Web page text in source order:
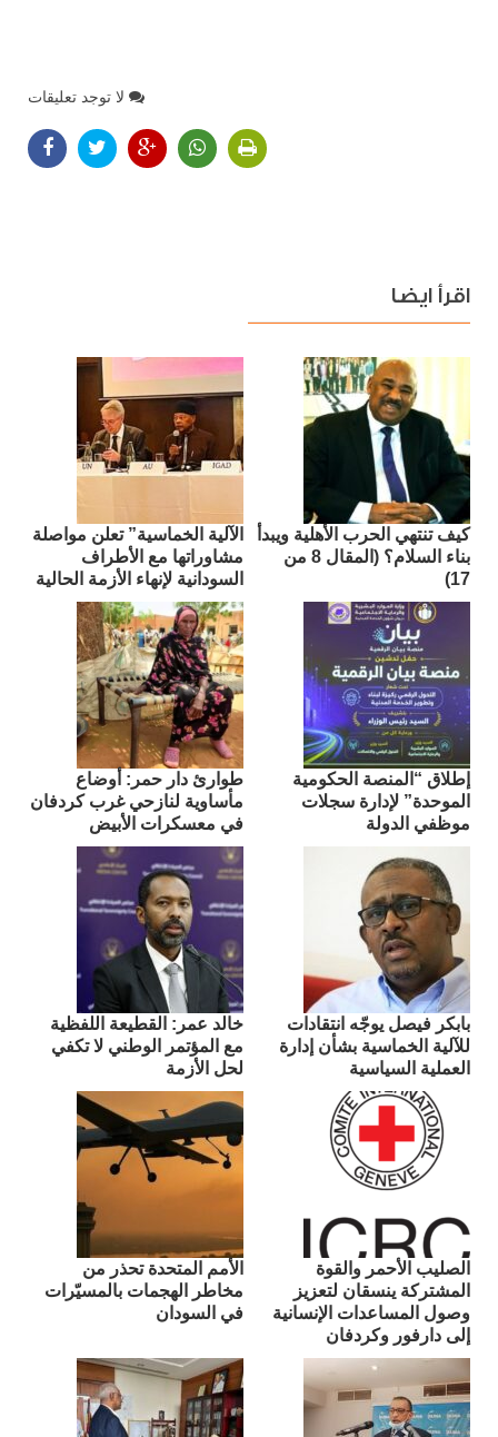
لا توجد تعليقات
اقرأ ايضا
كيف تنتهي الحرب الأهلية ويبدأ
بناء السلام؟ (المقال 8 من
17)
الآلية الخماسية” تعلن مواصلة
مشاوراتها مع الأطراف
السودانية لإنهاء الأزمة الحالية
إطلاق “المنصة الحكومية
الموحدة” لإدارة سجلات
موظفي الدولة
طوارئ دار حمر: أوضاع
مأساوية لنازحي غرب كردفان
في معسكرات الأبيض
بابكر فيصل يوجّه انتقادات
للآلية الخماسية بشأن إدارة
العملية السياسية
​خالد عمر: القطيعة اللفظية
مع المؤتمر الوطني لا تكفي
لحل الأزمة
الصليب الأحمر والقوة
المشتركة ينسقان لتعزيز
وصول المساعدات الإنسانية
إلى دارفور وكردفان
الأمم المتحدة تحذر من
مخاطر الهجمات بالمسيّرات
في السودان